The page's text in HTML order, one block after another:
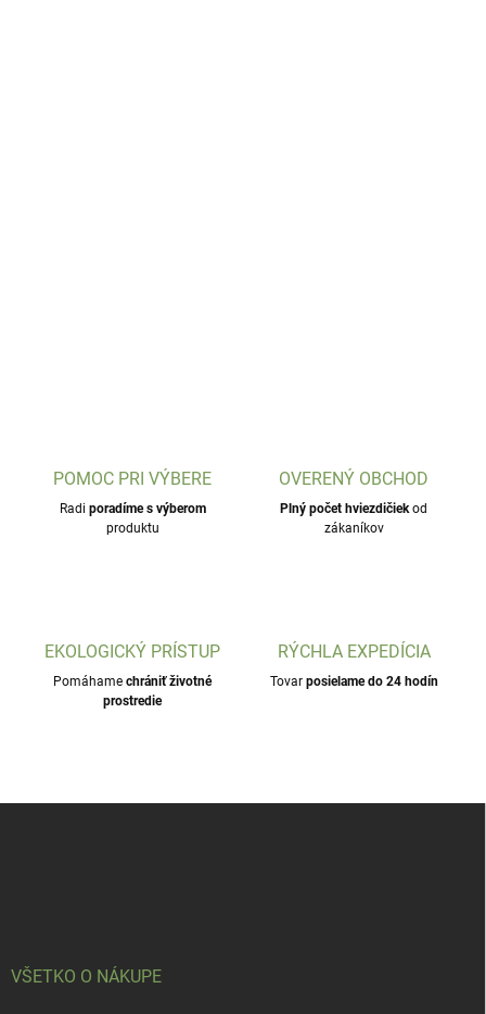
POMOC PRI VÝBERE
Radi poradíme s výberom
produktu
OVERENÝ OBCHOD
Plný počet hviezdičiekod
zákaníkov
EKOLOGICKÝ PRÍSTUP
Pomáhame chrániť životné
prostredie
RÝCHLA EXPEDÍCIA
Tovar posielame do 24 hodín
VŠETKO O NÁKUPE